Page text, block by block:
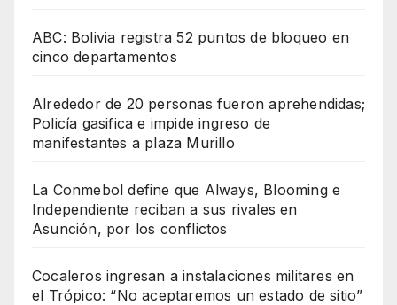
ABC: Bolivia registra 52 puntos de bloqueo en
cinco departamentos
Alrededor de 20 personas fueron aprehendidas;
Policía gasifica e impide ingreso de
manifestantes a plaza Murillo
La Conmebol define que Always, Blooming e
Independiente reciban a sus rivales en
Asunción, por los conflictos
Cocaleros ingresan a instalaciones militares en
el Trópico: “No aceptaremos un estado de sitio”